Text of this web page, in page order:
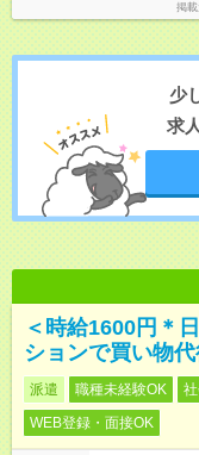
掲
少
求
＜時給1600円＊
ションで買い物
派遣 職種未経験OK
WEB登録・面接OK